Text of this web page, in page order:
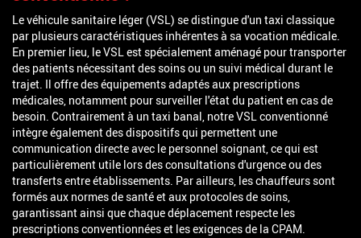
Le véhicule sanitaire léger (VSL) se distingue d'un taxi classique
par plusieurs caractéristiques inhérentes à sa vocation médicale.
En premier lieu, le VSL est spécialement aménagé pour transporter
des patients nécessitant des soins ou un suivi médical durant le
trajet. Il offre des équipements adaptés aux prescriptions
médicales, notamment pour surveiller l'état du patient en cas de
besoin. Contrairement à un taxi banal, notre VSL conventionné
intègre également des dispositifs qui permettent une
communication directe avec le personnel soignant, ce qui est
particulièrement utile lors des consultations d'urgence ou des
transferts entre établissements. Par ailleurs, les chauffeurs sont
formés aux normes de santé et aux protocoles de soins,
garantissant ainsi que chaque déplacement respecte les
prescriptions conventionnées et les exigences de la CPAM.